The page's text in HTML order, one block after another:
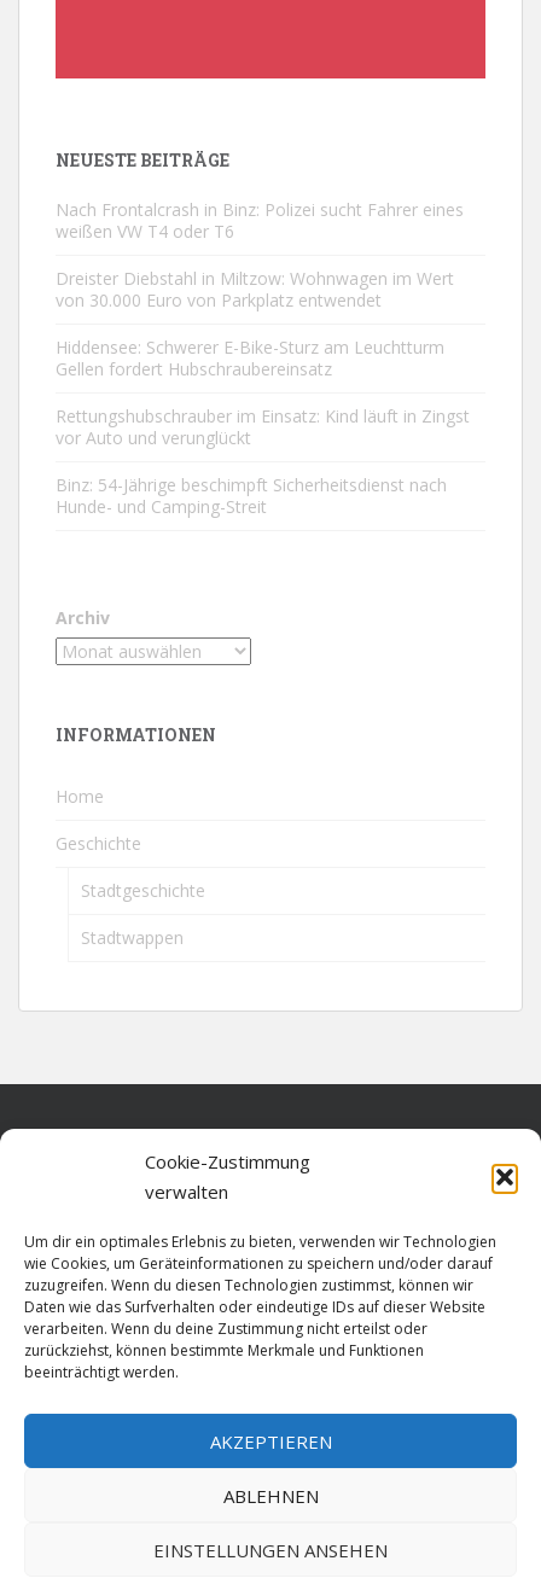
Cookie-Zustimmung
verwalten
Um dir ein optimales Erlebnis zu bieten, verwenden wir Technologien
wie Cookies, um Geräteinformationen zu speichern und/oder darauf
zuzugreifen. Wenn du diesen Technologien zustimmst, können wir
Daten wie das Surfverhalten oder eindeutige IDs auf dieser Website
verarbeiten. Wenn du deine Zustimmung nicht erteilst oder
zurückziehst, können bestimmte Merkmale und Funktionen
beeinträchtigt werden.
AKZEPTIEREN
ABLEHNEN
EINSTELLUNGEN ANSEHEN
NEUESTE BEITRÄGE
Nach Frontalcrash in Binz: Polizei sucht Fahrer eines
weißen VW T4 oder T6
Dreister Diebstahl in Miltzow: Wohnwagen im Wert
von 30.000 Euro von Parkplatz entwendet
Hiddensee: Schwerer E-Bike-Sturz am Leuchtturm
Gellen fordert Hubschraubereinsatz
Rettungshubschrauber im Einsatz: Kind läuft in Zingst
vor Auto und verunglückt
Binz: 54-Jährige beschimpft Sicherheitsdienst nach
Hunde- und Camping-Streit
Archiv
INFORMATIONEN
Home
Geschichte
Stadtgeschichte
Stadtwappen
Datenschutz
Cookie-Richtlinie (EU)
Impressum
HOME